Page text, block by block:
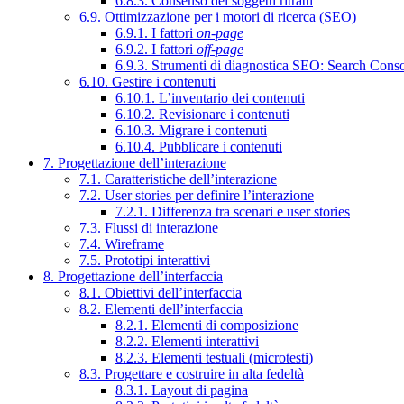
6.9. Ottimizzazione per i motori di ricerca (SEO)
6.9.1. I fattori on-page
6.9.2. I fattori off-page
6.9.3. Strumenti di diagnostica SEO: Search
6.10. Gestire i contenuti
6.10.1. L’inventario dei contenuti
6.10.2. Revisionare i contenuti
6.10.3. Migrare i contenuti
6.10.4. Pubblicare i contenuti
7. Progettazione dell’interazione
7.1. Caratteristiche dell’interazione
7.2. User stories per definire l’interazione
7.2.1. Differenza tra scenari e user stories
7.3. Flussi di interazione
7.4. Wireframe
7.5. Prototipi interattivi
8. Progettazione dell’interfaccia
8.1. Obiettivi dell’interfaccia
8.2. Elementi dell’interfaccia
8.2.1. Elementi di composizione
8.2.2. Elementi interattivi
8.2.3. Elementi testuali (microtesti)
8.3. Progettare e costruire in alta fedeltà
8.3.1. Layout di pagina